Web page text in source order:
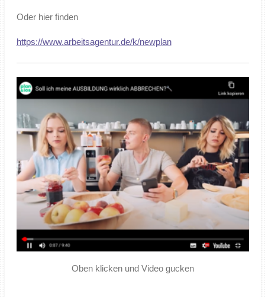
Oder hier finden
https://www.arbeitsagentur.de/k/newplan
Oben klicken und Video gucken